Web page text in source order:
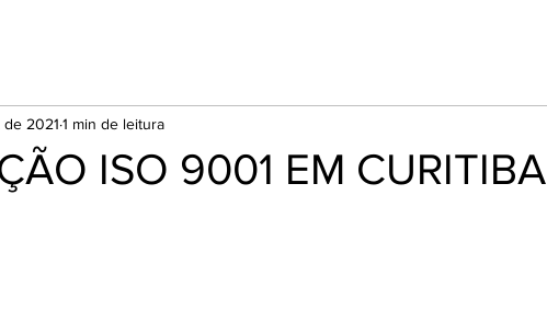
ISO 9001 EM CURITIBA
2021 1 min de leitura